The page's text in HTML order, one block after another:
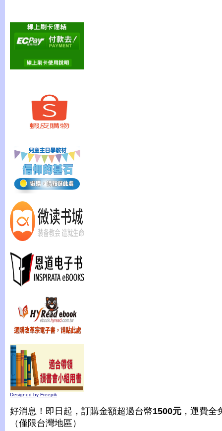
Designed by Freepik
好消息！即日起，訂購金額超過台幣1500元 ，運費全
（僅限台灣地區）